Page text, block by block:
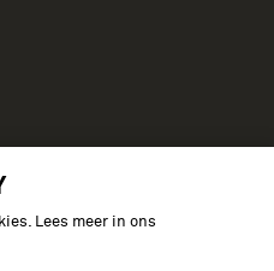
Lees meer in ons
Defensiemusea,